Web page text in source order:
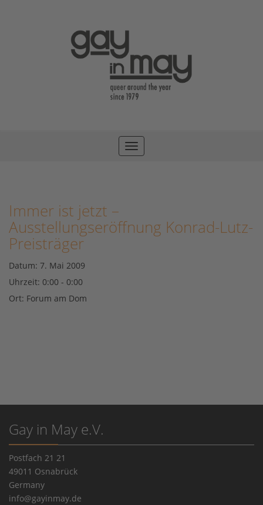
Toggle
Immer ist jetzt –
Ausstellungseröffnung Konrad-Lutz-
Preisträger
Datum: 7. Mai 2009
Uhrzeit: 0:00 - 0:00
Ort: Forum am Dom
Gay in May e.V.
Postfach 21 21
49011 Osnabrück
Germany
info@gayinmay.de